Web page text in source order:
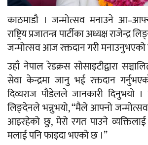
काठमाडौ । जन्मोत्सव मनाउने
राष्ट्रिय प्रजातन्त्र पार्टीका अध्यक्ष
जन्मोत्सव आज रक्तदान गरी मनाउनुभएको
उहाँ नेपाल रेडक्रस सोसाइटीद्वारा
सेवा केन्द्रमा जानु भई रक्तदान
दिव्यराज पौडेलले जानकारी दिनुभयो ।
लिङ्देनले भन्नुभयो, “मैले आफ्नो
आइरहेको छु, मेरो रगत पाउने
मलाई पनि फाइदा भएको छ ।”